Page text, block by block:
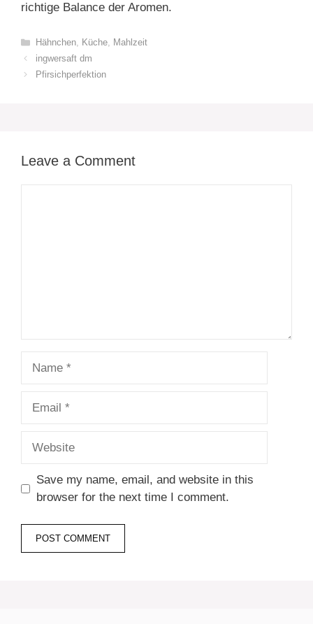
richtige Balance der Aromen.
Categories
Hähnchen, Küche, Mahlzeit
ingwersaft dm
Pfirsichperfektion
Leave a Comment
Save my name, email, and website in this
browser for the next time I comment.